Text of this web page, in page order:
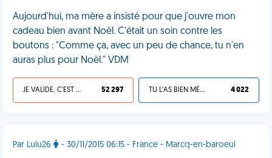
Aujourd'hui, ma mère a insisté pour que j'ouvre mon
cadeau bien avant Noël. C'était un soin contre les
boutons : "Comme ça, avec un peu de chance, tu n'en
auras plus pour Noël." VDM
JE VALIDE, C'EST UNE VDM 52 297 TU L'AS BIEN MÉRITÉ 4 022
Par Lulu26 - 30/11/2015 06:15 - France - Marcq-en-baroeul